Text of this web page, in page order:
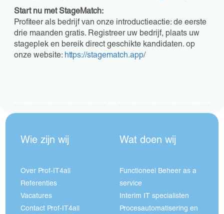
Start nu met StageMatch:
Profiteer als bedrijf van onze introductieactie: de eerste
drie maanden gratis. Registreer uw bedrijf, plaats uw
stageplek en bereik direct geschikte kandidaten. op
onze website: https://stagematch.app/
Wie zijn wij
Over Prof-IT4all
Referenties
Vacatures
Contact Prof-IT4all
Wat doen wij
Functioneel Beheer as a
service
Interim IT specialisten
Procesautomatisering en